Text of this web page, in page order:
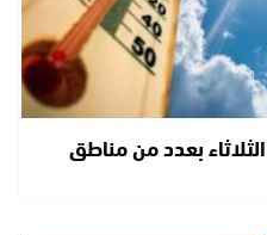
بعدد من مناطق